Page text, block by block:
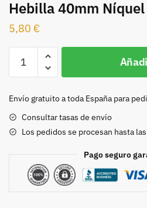
Hebilla 40mm
5,80 €
40mm
Negro
cantidad
Envío gratuito a toda España para
Consultar tasas de envío
Los pedidos se procesan hasta
Pago seguro